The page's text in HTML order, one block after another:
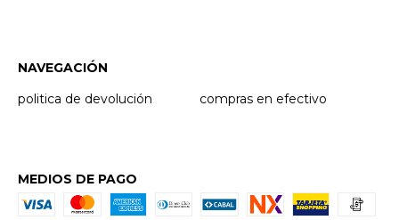
NAVEGACIÓN
politica de devolución
compras en efectivo
MEDIOS DE PAGO